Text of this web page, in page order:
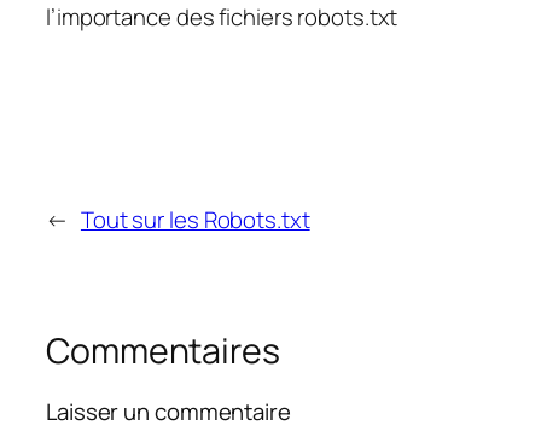
l’importance des fichiers robots.txt
← Tout sur les Robots.txt
Commentaires
Laisser un commentaire